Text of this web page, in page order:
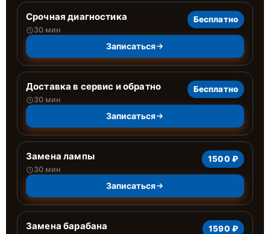
Срочная диагностика
30 мин
Бесплатно
Записаться
Доставка в сервис и обратно
30 мин
Бесплатно
Записаться
Замена лампы
30 мин
1500 ₽
Записаться
Замена барабана 1590 ₽